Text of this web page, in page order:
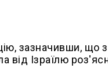
зазначивши, що
від Ізраїлю